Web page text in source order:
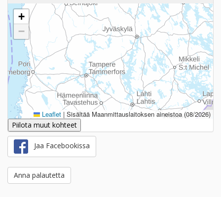
+
−
Leaflet | Sisältää Maanmittauslaitoksen aineistoa (08/2026)
Piilota muut kohteet
Jaa Facebookissa
Anna palautetta